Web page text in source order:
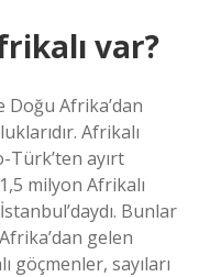
var?
Doğu Afrika’dan
Afrikalı
Türk’ten ayırt
milyon Afrikalı
Bunlar
gelen
göçmenler, sayıları